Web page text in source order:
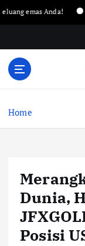
Anda!
Home
Dunia,
Posisi